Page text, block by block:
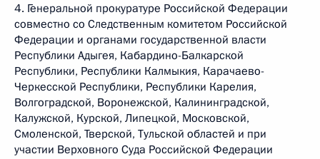
4. Генеральной прокуратуре Российской Федерации
совместно со Следственным комитетом Российской
Федерации и органами государственной власти
Республики Адыгея, Кабардино-Балкарской
Республики, Республики Калмыкия, Карачаево-
Черкесской Республики, Республики Карелия,
Волгоградской, Воронежской, Калининградской,
Калужской, Курской, Липецкой, Московской,
Смоленской, Тверской, Тульской областей и при
участии Верховного Суда Российской Федерации